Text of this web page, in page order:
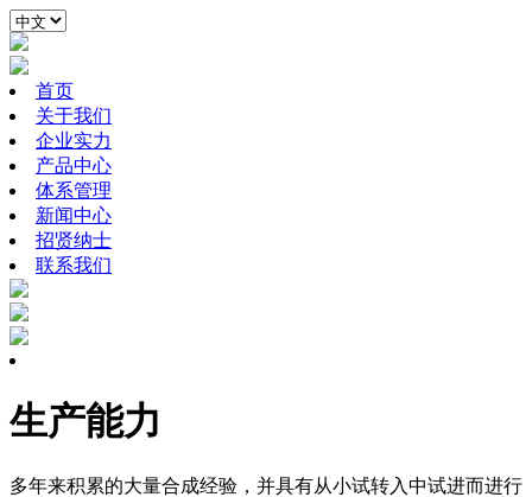
首页
关于我们
企业实力
产品中心
体系管理
新闻中心
招贤纳士
联系我们
生产能力
多年来积累的大量合成经验，并具有从小试转入中试进而进行